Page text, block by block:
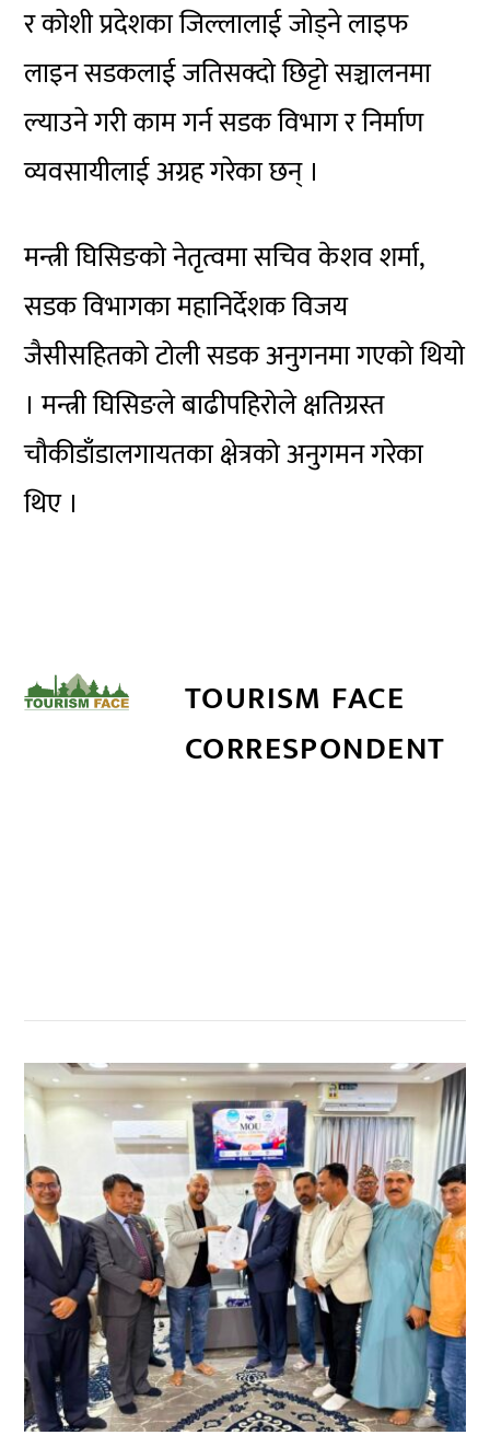
र कोशी प्रदेशका जिल्लालाई जोड्ने लाइफ
लाइन सडकलाई जतिसक्दो छिट्टो सञ्चालनमा
ल्याउने गरी काम गर्न सडक विभाग र निर्माण
व्यवसायीलाई अग्रह गरेका छन् ।
मन्त्री घिसिङको नेतृत्वमा सचिव केशव शर्मा,
सडक विभागका महानिर्देशक विजय
जैसीसहितको टोली सडक अनुगनमा गएको थियो
। मन्त्री घिसिङले बाढीपहिरोले क्षतिग्रस्त
चौकीडाँडालगायतका क्षेत्रको अनुगमन गरेका
थिए ।
TOURISM FACE
CORRESPONDENT
,,